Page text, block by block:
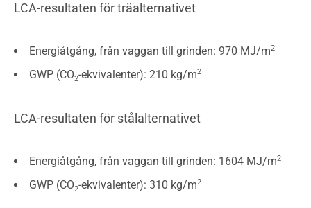
LCA-resultaten för träalternativet
Energiåtgång, från vaggan till grinden: 970 MJ/m2
GWP (CO2-ekvivalenter): 210 kg/m2
LCA-resultaten för stålalternativet
Energiåtgång, från vaggan till grinden: 1604 MJ/m2
GWP (CO2-ekvivalenter): 310 kg/m2